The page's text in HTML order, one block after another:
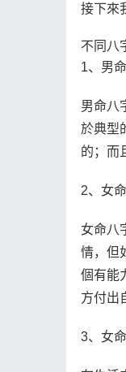
接下來
不同八
1、男
男命八
於典型
的；而
2、女
女命八
情，但
個有能
方付出
3、女